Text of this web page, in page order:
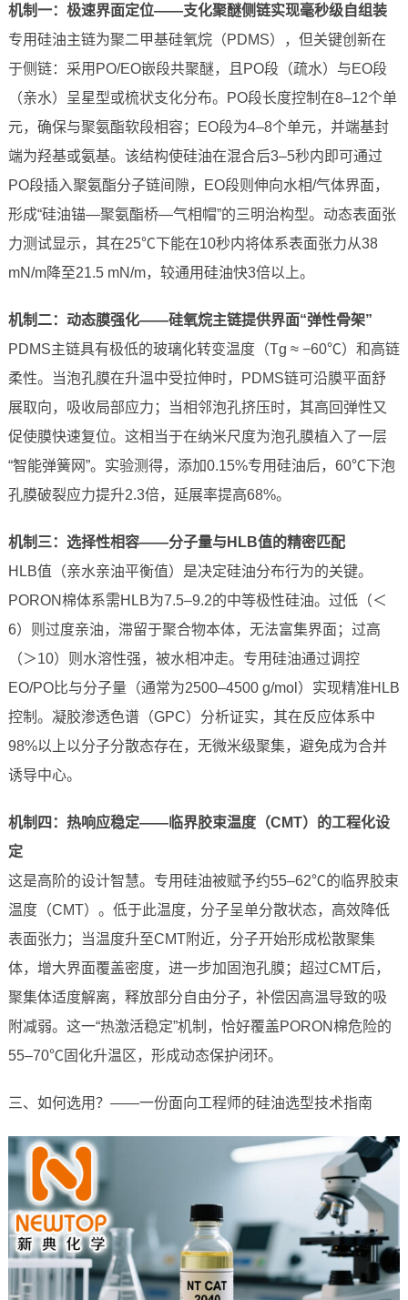
机制一：极速界面定位——支化聚醚侧链实现毫秒级自组装
专用硅油主链为聚二甲基硅氧烷（PDMS），但关键创新在
于侧链：采用PO/EO嵌段共聚醚，且PO段（疏水）与EO段
（亲水）呈星型或梳状支化分布。PO段长度控制在8–12个单
元，确保与聚氨酯软段相容；EO段为4–8个单元，并端基封
端为羟基或氨基。该结构使硅油在混合后3–5秒内即可通过
PO段插入聚氨酯分子链间隙，EO段则伸向水相/气体界面，
形成“硅油锚—聚氨酯桥—气相帽”的三明治构型。动态表面张
力测试显示，其在25℃下能在10秒内将体系表面张力从38
mN/m降至21.5 mN/m，较通用硅油快3倍以上。
机制二：动态膜强化——硅氧烷主链提供界面“弹性骨架”
PDMS主链具有极低的玻璃化转变温度（Tg ≈ −60℃）和高链
柔性。当泡孔膜在升温中受拉伸时，PDMS链可沿膜平面舒
展取向，吸收局部应力；当相邻泡孔挤压时，其高回弹性又
促使膜快速复位。这相当于在纳米尺度为泡孔膜植入了一层
“智能弹簧网”。实验测得，添加0.15%专用硅油后，60℃下泡
孔膜破裂应力提升2.3倍，延展率提高68%。
机制三：选择性相容——分子量与HLB值的精密匹配
HLB值（亲水亲油平衡值）是决定硅油分布行为的关键。
PORON棉体系需HLB为7.5–9.2的中等极性硅油。过低（＜
6）则过度亲油，滞留于聚合物本体，无法富集界面；过高
（＞10）则水溶性强，被水相冲走。专用硅油通过调控
EO/PO比与分子量（通常为2500–4500 g/mol）实现精准HLB
控制。凝胶渗透色谱（GPC）分析证实，其在反应体系中
98%以上以分子分散态存在，无微米级聚集，避免成为合并
诱导中心。
机制四：热响应稳定——临界胶束温度（CMT）的工程化设
定
这是高阶的设计智慧。专用硅油被赋予约55–62℃的临界胶束
温度（CMT）。低于此温度，分子呈单分散状态，高效降低
表面张力；当温度升至CMT附近，分子开始形成松散聚集
体，增大界面覆盖密度，进一步加固泡孔膜；超过CMT后，
聚集体适度解离，释放部分自由分子，补偿因高温导致的吸
附减弱。这一“热激活稳定”机制，恰好覆盖PORON棉危险的
55–70℃固化升温区，形成动态保护闭环。
三、如何选用？——一份面向工程师的硅油选型技术指南